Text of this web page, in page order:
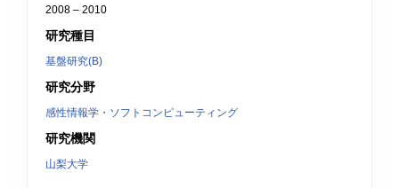
2008 – 2010
研究種目
基盤研究(B)
研究分野
感性情報学・ソフトコンピューティング
研究機関
山梨大学